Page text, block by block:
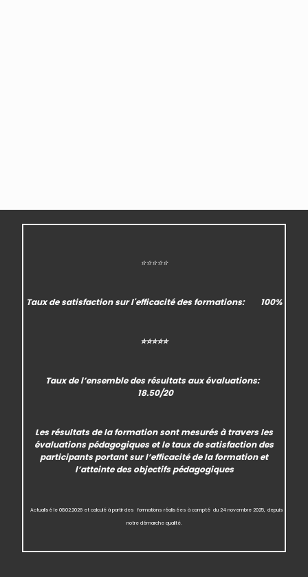
⭐⭐⭐⭐⭐
Taux de satisfactionsur l'efficacité des formations: 100%
⭐⭐⭐⭐⭐
Taux de l’ensemble desrésultats aux évaluations:
18.50/20
Les résultats de la formation sont mesurés à travers les
évaluations pédagogiques et le taux de satisfaction des
participants portant sur l’efficacité de la formation et
l’atteinte des objectifs pédagogiques
Actualisé le 08.02.2026 et calculé à partir des formations réalisées à compté du 24 novembre 2025, depuis
notre démarche qualité.